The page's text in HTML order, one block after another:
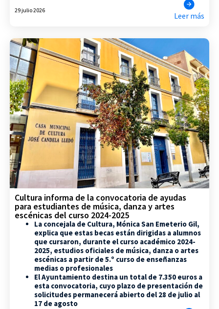
29 julio 2026
Leer más
Cultura informa de la convocatoria de ayudas
para estudiantes de música, danza y artes
escénicas del curso 2024-2025
La concejala de Cultura, Mónica San Emeterio Gil,
explica que estas becas están dirigidas a alumnos
que cursaron, durante el curso académico 2024-
2025, estudios oficiales de música, danza o artes
escénicas a partir de 5.º curso de enseñanzas
medias o profesionales
El Ayuntamiento destina un total de 7.350 euros a
esta convocatoria, cuyo plazo de presentación de
solicitudes permanecerá abierto del 28 de julio al
17 de agosto